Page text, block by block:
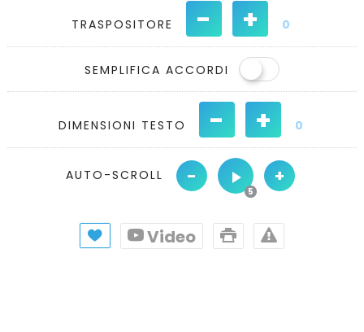
TRASPOSITORE - + 0
SEMPLIFICA ACCORDI
DIMENSIONI TESTO - + 0
AUTO-SCROLL - +
Video